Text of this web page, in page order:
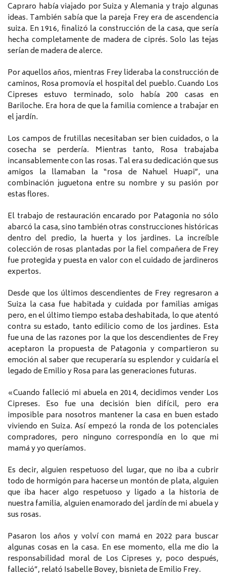
Capraro había viajado por Suiza y Alemania y trajo algunas
ideas. También sabía que la pareja Frey era de ascendencia
suiza. En 1916, finalizó la construcción de la casa, que sería
hecha completamente de madera de ciprés. Solo las tejas
serían de madera de alerce.
Por aquellos años, mientras Frey lideraba la construcción de
caminos, Rosa promovía el hospital del pueblo. Cuando Los
Cipreses estuvo terminado, solo había 200 casas en
Bariloche. Era hora de que la familia comience a trabajar en
el jardín.
Los campos de frutillas necesitaban ser bien cuidados, o la
cosecha se perdería. Mientras tanto, Rosa trabajaba
incansablemente con las rosas. Tal era su dedicación que sus
amigos la llamaban la “rosa de Nahuel Huapi”, una
combinación juguetona entre su nombre y su pasión por
estas flores.
El trabajo de restauración encarado por Patagonia no sólo
abarcó la casa, sino también otras construcciones históricas
dentro del predio, la huerta y los jardines. La increíble
colección de rosas plantadas por la fiel compañera de Frey
fue protegida y puesta en valor con el cuidado de jardineros
expertos.
Desde que los últimos descendientes de Frey regresaron a
Suiza la casa fue habitada y cuidada por familias amigas
pero, en el último tiempo estaba deshabitada, lo que atentó
contra su estado, tanto edilicio como de los jardines. Esta
fue una de las razones por la que los descendientes de Frey
aceptaron la propuesta de Patagonia y compartieron su
emoción al saber que recuperaría su esplendor y cuidaría el
legado de Emilio y Rosa para las generaciones futuras.
«Cuando falleció mi abuela en 2014, decidimos vender Los
Cipreses. Eso fue una decisión bien difícil, pero era
imposible para nosotros mantener la casa en buen estado
viviendo en Suiza. Así empezó la ronda de los potenciales
compradores, pero ninguno correspondía en lo que mi
mamá y yo queríamos.
Es decir, alguien respetuoso del lugar, que no iba a cubrir
todo de hormigón para hacerse un montón de plata, alguien
que iba hacer algo respetuoso y ligado a la historia de
nuestra familia, alguien enamorado del jardín de mi abuela y
sus rosas.
Pasaron los años y volví con mamá en 2022 para buscar
algunas cosas en la casa. En ese momento, ella me dio la
responsabilidad moral de Los Cipreses y, poco después,
falleció”, relató Isabelle Bovey, bisnieta de Emilio Frey.